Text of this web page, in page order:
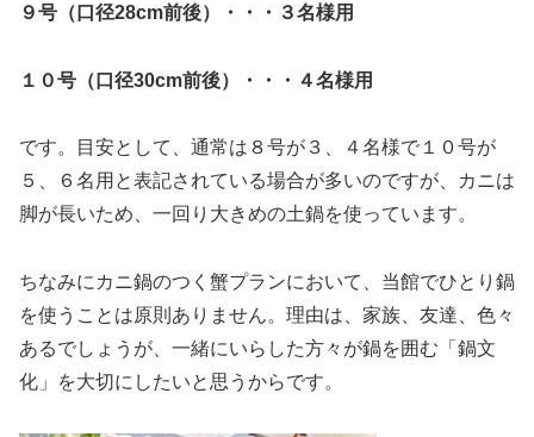
９号（口径28cm前後）・・・３名様用
１０号（口径30cm前後）・・・４名様用
です。目安として、通常は８号が３、４名様で１０号が
５、６名用と表記されている場合が多いのですが、カニは
脚が長いため、一回り大きめの土鍋を使っています。
ちなみにカニ鍋のつく蟹プランにおいて、当館でひとり鍋
を使うことは原則ありません。理由は、家族、友達、色々
あるでしょうが、一緒にいらした方々が鍋を囲む「鍋文
化」を大切にしたいと思うからです。